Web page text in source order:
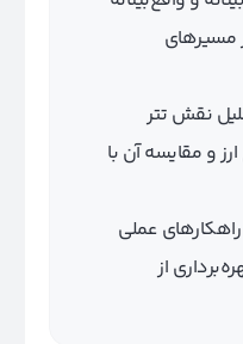
مسیرهای
نقش تتر
و مقایسه آن با
عملی
از